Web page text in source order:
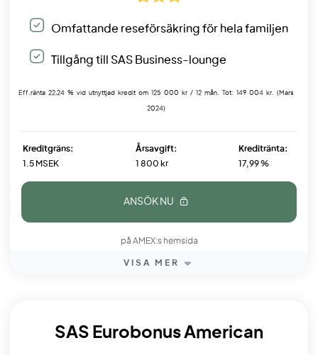
Omfattande reseförsäkring för hela familjen
Tillgång till SAS Business-lounge
Eff.ränta 22,24 % vid utnyttjad kredit om 125 000 kr / 12 mån. Tot: 149 004 kr. (Mars
2024)
Kreditgräns:
1.5 MSEK
Årsavgift:
1 800 kr
Kreditränta:
17,99 %
ANSÖK NU
på AMEX:s hemsida
VISA MER
SAS Eurobonus American